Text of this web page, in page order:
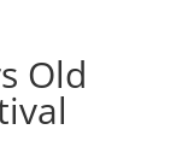
Old